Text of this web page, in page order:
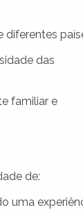
diferentes
das
familiar e
de:
uma